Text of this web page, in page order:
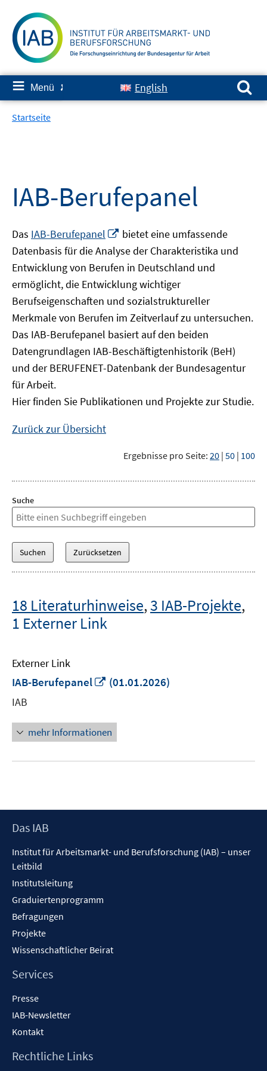
zum
Inhalt
≡ Menü ✘ English
Suchen nach:
Startseite
IAB-Berufepanel
Das IAB-Berufepanel
In
neuem
Fenster
öffnen
bietet eine umfassende
Datenbasis für die Analyse der Charakteristika und
Entwicklung von Berufen in Deutschland und
ermöglicht, die Entwicklung wichtiger
Berufseigenschaften und sozialstruktureller
Merkmale von Berufen im Zeitverlauf zu untersuchen.
Das IAB-Berufepanel basiert auf den beiden
Datengrundlagen IAB-Beschäftigtenhistorik (BeH)
und der BERUFENET-Datenbank der Bundesagentur
für Arbeit.
Hier finden Sie Publikationen und Projekte zur Studie.
Zurück zur Übersicht
Ergebnisse pro Seite: 20 | 50 | 100
Suche
18 Literaturhinweise,3 IAB-Projekte,
1 Externer Link
Externer Link
IAB-Berufepanel
In
öffnen
(01.01.2026)
IAB
mehr Informationen
Footer
Das IAB
Institut für Arbeitsmarkt- und Berufsforschung (IAB) – unser
Leitbild
Institutsleitung
Graduiertenprogramm
Befragungen
Projekte
Wissenschaftlicher Beirat
Services
Presse
IAB-Newsletter
Kontakt
Rechtliche Links